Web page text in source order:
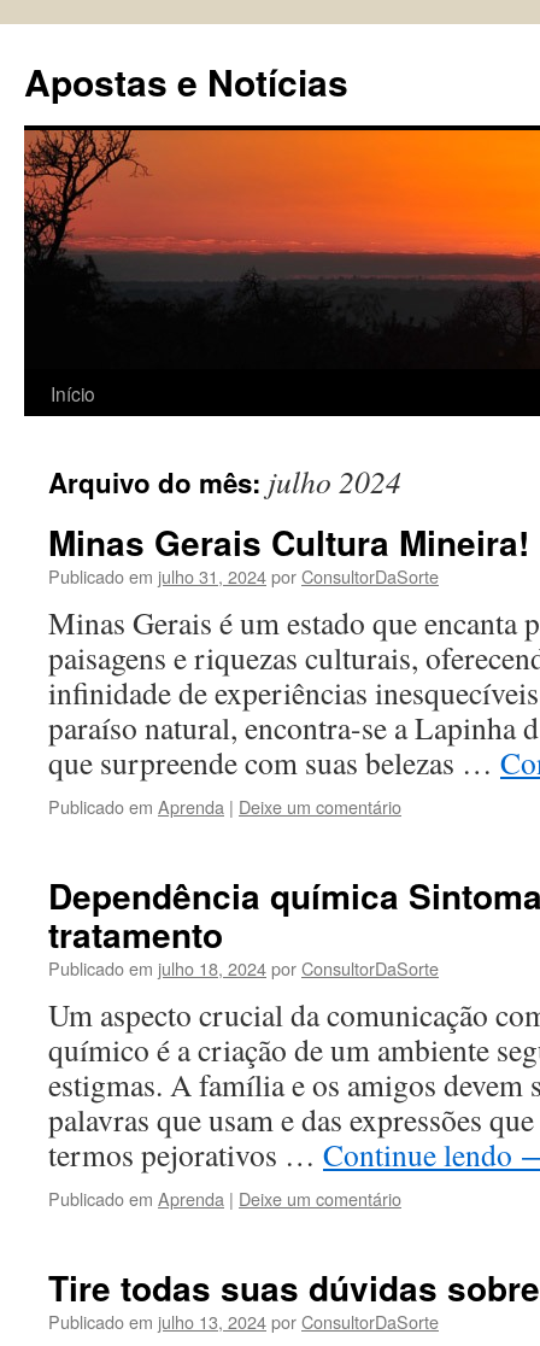
conteúdo
Apostas e Notícias
Início
Arquivo do mês: julho 2024
Minas Gerais Cultura Mineira!
Publicado em julho 31, 2024porConsultorDaSorte
Minas Gerais é um estado que encanta
paisagens e riquezas culturais,
infinidade de experiências
paraíso natural, encontra-se a Lapinha
que surpreende com suas belezas …
Publicado em Aprenda | Deixe um comentário
Dependência química
tratamento
Publicado em julho 18, 2024porConsultorDaSorte
Um aspecto crucial da comunicação
químico é a criação de um ambiente
estigmas. A família e os amigos devem
palavras que usam e das expressões
termos pejorativos … Continue lendo
Publicado em Aprenda | Deixe um comentário
Tire todas suas dúvidas
Publicado em julho 13, 2024porConsultorDaSorte